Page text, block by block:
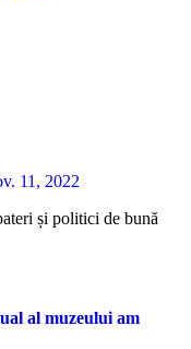
11, 2022
al muzeului am